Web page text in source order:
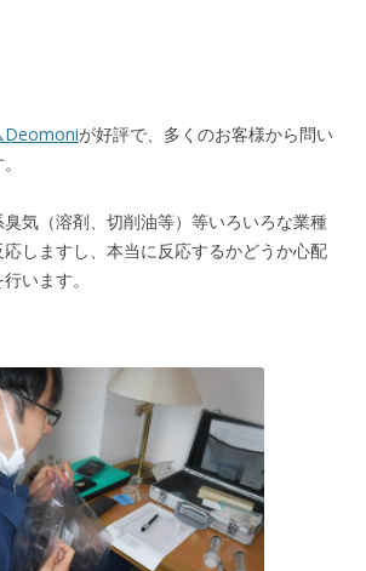
Deomoniが好評で、多くのお客様から問い
気（溶剤、切削油等）等いろいろな業種
しますし、本当に反応するかどうか心配
います。